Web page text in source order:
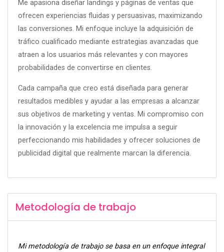
Me apasiona diseñar landings y páginas de ventas que
ofrecen experiencias fluidas y persuasivas, maximizando
las conversiones. Mi enfoque incluye la adquisición de
tráfico cualificado mediante estrategias avanzadas que
atraen a los usuarios más relevantes y con mayores
probabilidades de convertirse en clientes.
Cada campaña que creo está diseñada para generar
resultados medibles y ayudar a las empresas a alcanzar
sus objetivos de marketing y ventas. Mi compromiso con
la innovación y la excelencia me impulsa a seguir
perfeccionando mis habilidades y ofrecer soluciones de
publicidad digital que realmente marcan la diferencia.
Metodología de trabajo
Mi metodología de trabajo se basa en un enfoque integral